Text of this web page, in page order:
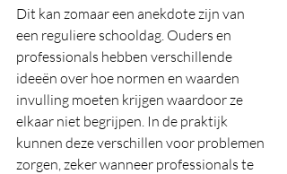
Dit kan zomaar een anekdote zijn van
een reguliere schooldag. Ouders en
professionals hebben verschillende
ideeën over hoe normen en waarden
invulling moeten krijgen waardoor ze
elkaar niet begrijpen. In de praktijk
kunnen deze verschillen voor problemen
zorgen, zeker wanneer professionals te